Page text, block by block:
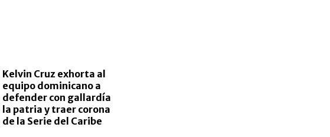
Kelvin Cruz exhorta al
equipo dominicano a
defender con gallardía
la patria y traer corona
de la Serie del Caribe